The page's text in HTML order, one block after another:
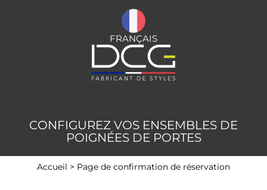
CONFIGUREZ VOS ENSEMBLES DE
POIGNÉES DE PORTES
FRANÇAIS
Accueil > Page de confirmation de réservation